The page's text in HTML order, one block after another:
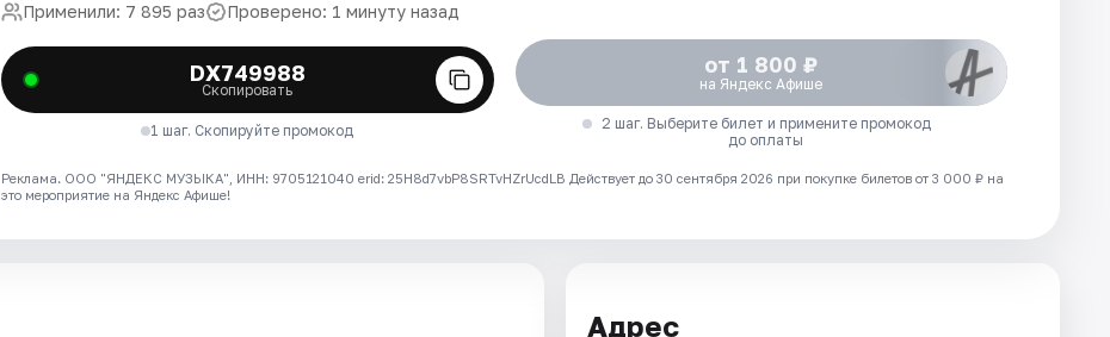
Применили: 7 895 раз Проверено: 1 минуту назад
DX749988
Скопировать
1 шаг. Скопируйте промокод
от 1 800 ₽
на Яндекс Афише
2 шаг. Выберите билет и примените промокод
до оплаты
Реклама. ООО "ЯНДЕКС МУЗЫКА", ИНН: 9705121040 erid: 25H8d7vbP8SRTvHZrUcdLB Действует до 30 сентября 2026 при покупке билетов от 3 000 ₽ на
это мероприятие на Яндекс Афише!
Адрес